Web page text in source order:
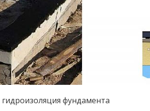
фундамента